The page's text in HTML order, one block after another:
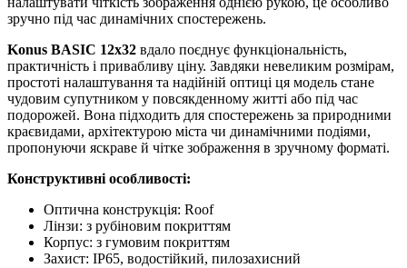
зручно під час динамічних спостережень.
Konus BASIC 12x32 вдало поєднує функціональність,
практичність і привабливу ціну. Завдяки невеликим розмірам,
простоті налаштування та надійній оптиці ця модель стане
чудовим супутником у повсякденному житті або під час
подорожей. Вона підходить для спостережень за природними
краєвидами, архітектурою міста чи динамічними подіями,
пропонуючи яскраве й чітке зображення в зручному форматі.
Конструктивні особливості:
Оптична конструкція: Roof
Лінзи: з рубіновим покриттям
Корпус: з гумовим покриттям
Захист: IP65, водостійкий, пилозахисний